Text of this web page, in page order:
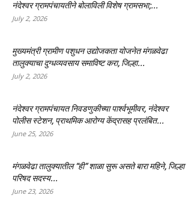
नंदेश्वर ग्रामपंचायतीने बोलाविली विशेष ग्रामसभा;...
July 2, 2026
मुख्यमंत्री ग्रामीण पशुधन उद्योजकता योजनेत मंगळवेढा
तालुक्याचा दुग्धव्यवसाय समाविष्ट करा, जिल्हा...
July 2, 2026
नंदेश्वर ग्रामपंचायत निवडणुकीच्या पार्श्वभूमीवर, नंदेश्वर
पोलीस स्टेशन, प्राथमिक आरोग्य केंद्रासह प्रलंबित...
June 25, 2026
मंगळवेढा तालुक्यातील “ही” शाळा सुरू असते बारा महिने, जिल्हा
परिषद सदस्य...
June 23, 2026